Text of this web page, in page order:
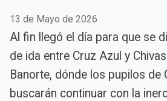
13 de Mayo de 2026
Al fin llegó el día para que se
de ida entre Cruz Azul y
Banorte, dónde los pupilos de
buscarán continuar con la